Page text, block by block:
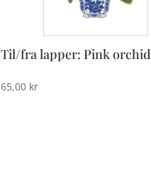
Til/fra lapper: Pink orchid
65,00 kr